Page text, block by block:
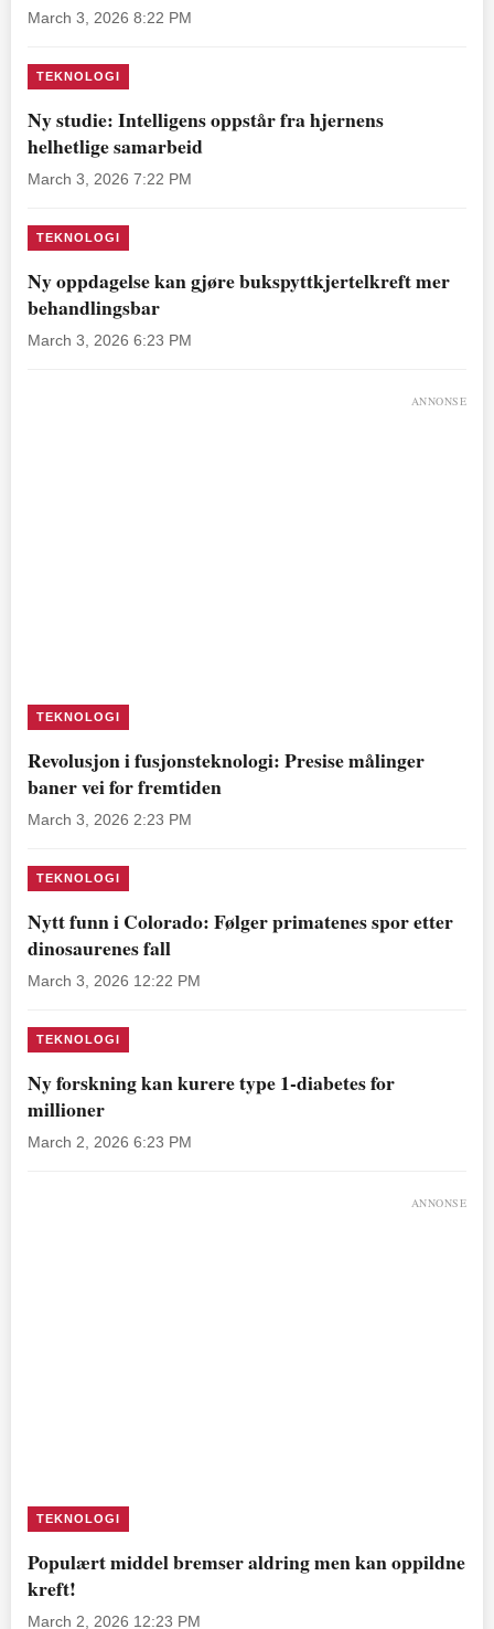
March 3, 2026 8:22 PM
TEKNOLOGI
Ny studie: Intelligens oppstår fra hjernens
helhetlige samarbeid
March 3, 2026 7:22 PM
TEKNOLOGI
Ny oppdagelse kan gjøre bukspyttkjertelkreft mer
behandlingsbar
March 3, 2026 6:23 PM
ANNONSE
TEKNOLOGI
Revolusjon i fusjonsteknologi: Presise målinger
baner vei for fremtiden
March 3, 2026 2:23 PM
TEKNOLOGI
Nytt funn i Colorado: Følger primatenes spor etter
dinosaurenes fall
March 3, 2026 12:22 PM
TEKNOLOGI
Ny forskning kan kurere type 1-diabetes for
millioner
March 2, 2026 6:23 PM
ANNONSE
TEKNOLOGI
Populært middel bremser aldring men kan oppildne
kreft!
March 2, 2026 12:23 PM